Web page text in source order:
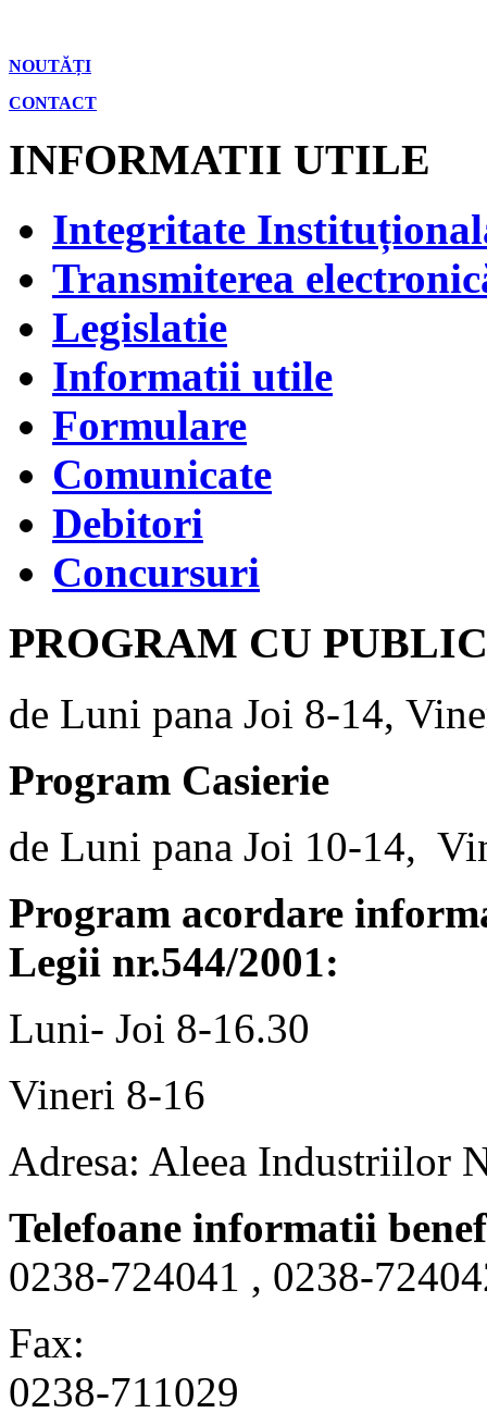
NOUTĂȚI
CONTACT
INFORMATII UTILE
Integritate
Transmiterea
Legislatie
Informatii utile
Formulare
Comunicate
Debitori
Concursuri
PROGRAM CU
de Luni pana Joi 8-14,
Program Casierie
de Luni pana Joi 10-14,
Program acordare
Legii nr.544/2001:
Luni- Joi 8-16.30
Vineri 8-16
Adresa: Aleea Industriilor
Telefoane informatii
0238-724041 , 0238-
Fax:
0238-711029